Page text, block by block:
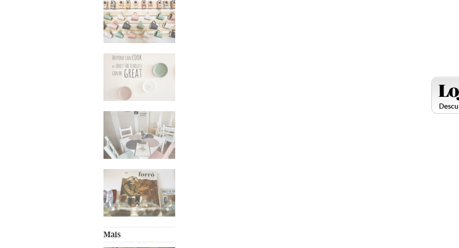
Mais